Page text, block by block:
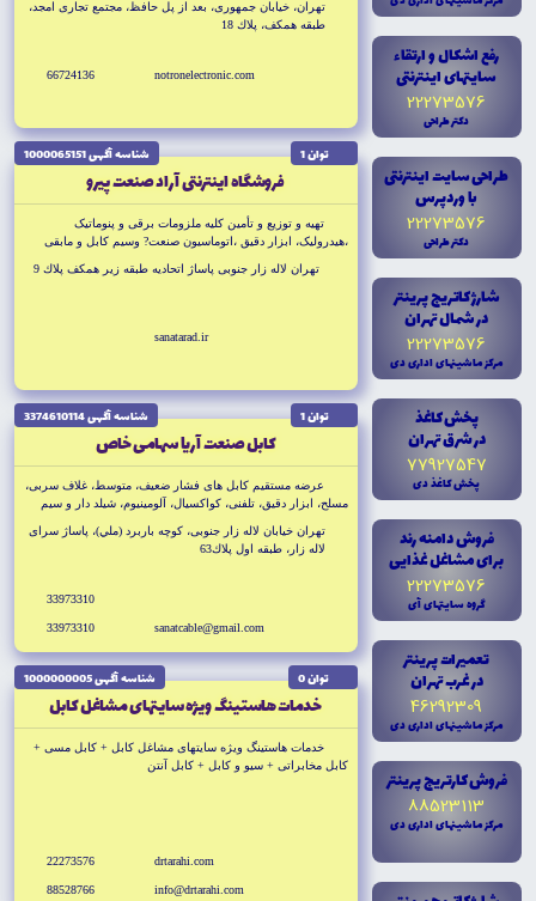
رفع اشکال و ارتقاء
سايتهاى اينترنتى
22273576
دکتر طراحى
طراحى سايت اينترنتى
با وردپرس
22273576
دکتر طراحى
شارژ کاتريج پرينتر
در شمال تهران
22273576
مرکز ماشينهاى ادارى دى
پخش کاغذ
در شرق تهران
77927547
پخش کاغذ دى
فروش دامنه رند
براى مشاغل غذايى
22273576
گروه سايتهاى آى
تعميرات پرينتر
در غرب تهران
46292309
مرکز ماشينهاى ادارى دى
فروش کارتريج پرينتر
88523113
مرکز ماشينهاى ادارى دى
تهران، خيابان جمهورى، بعد از پل حافظ، مجتمع تجارى امجد،
طبقه همكف، پلاك 18
notronelectronic.com
66724136
توان 1 شناسه آگهى 1000065151
فروشگاه اينترنتى آراد صنعت پيرو
تهيه و توزيع و تأمين کليه ملزومات برقى و پنوماتيک
،هيدروليک، ابزار دقيق ،اتوماسيون صنعت? وسيم کابل و مابقى
تهران لاله زار جنوبى پاساژ اتحاديه طبقه زير همكف پلاك 9
sanatarad.ir
توان 1 شناسه آگهى 3374610114
كابل صنعت آريا سهامى خاص
عرضه مستقيم كابل هاى فشار ضعيف، متوسط، غلاف سربى،
مسلح، ابزار دقيق، تلفنى، كواكسيال، آلومينيوم، شيلد دار و سيم
تهران خيابان لاله زار جنوبى، كوچه باربرد (ملي)، پاساژ سراى
لاله زار، طبقه اول پلاك63
sanatcable@gmail.com
33973310
33973310
توان 0 شناسه آگهى 1000000005
خدمات هاستينگ ويژه سايتهاى مشاغل کابل
خدمات هاستينگ ويژه سايتهاى مشاغل کابل + کابل مسى +
کابل مخابراتى + سيو و کابل + کابل آنتن
drtarahi.com
info@drtarahi.com
22273576
88528766